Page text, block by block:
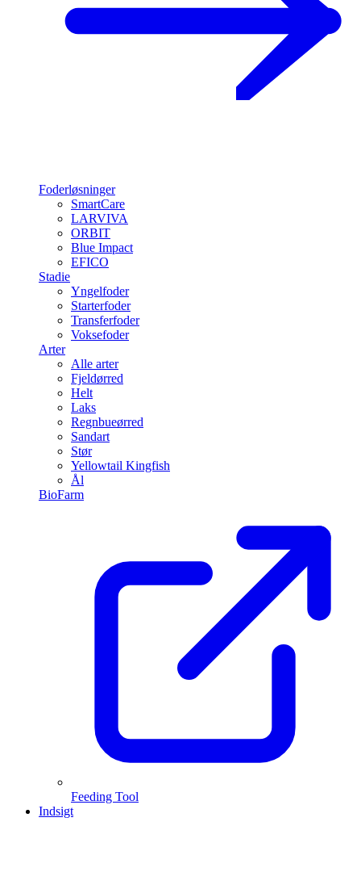
Foderløsninger
SmartCare
LARVIVA
ORBIT
Blue Impact
EFICO
Stadie
Yngelfoder
Starterfoder
Transferfoder
Voksefoder
Arter
Alle arter
Fjeldørred
Helt
Laks
Regnbueørred
Sandart
Stør
Yellowtail Kingfish
Ål
BioFarm
Feeding Tool
Indsigt